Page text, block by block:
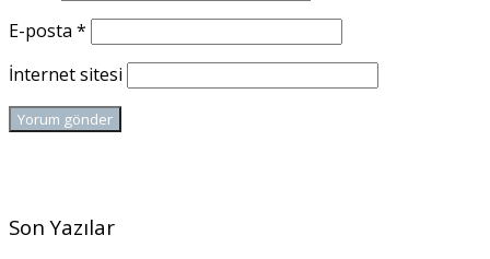
E-posta *
İnternet sitesi
Son Yazılar